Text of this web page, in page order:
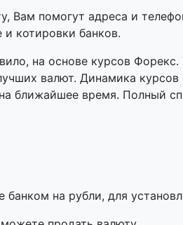
Вам помогут адреса и
котировки банков.
на основе курсов
валют. Динамика курсов
ближайшее время. Полный
на рубли, для